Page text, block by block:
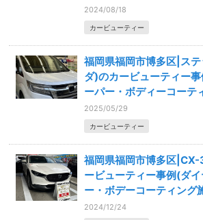
2024/08/18
カービューティー
福岡県福岡市博多区|ス
ダ)のカービューティー
ーパー・ボディーコーテ
2025/05/29
カービューティー
福岡県福岡市博多区
ービューティー事例(ダ
ー・ボデーコーティング
2024/12/24